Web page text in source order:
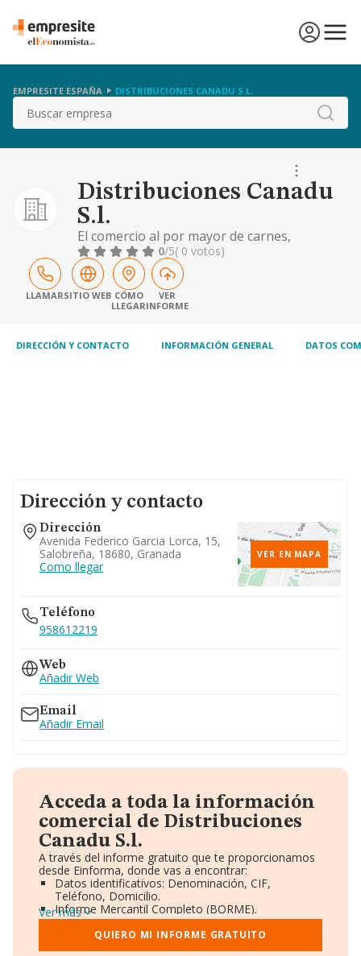
EMPRESITE ESPAÑA DISTRIBUCIONES CANADU S.L.
Buscar
Distribuciones Canadu
S.l.
El comercio al por mayor de carnes,
productos y derivados carnicos elaborados,
huevos, aves y caza, leche, productos lacteos
miel, aceites y grasas comestibles y toda
clase de productos alimenticios.
0/5( 0 votos)
LLAMARSITIO WEB CÓMO
LLEGAR
VER
INFORME
DIRECCIÓN Y CONTACTO INFORMACIÓN GENERAL DATOS
Dirección y contacto
Dirección
Avenida Federico Garcia Lorca, 15,
Salobreña, 18680, Granada
Como llegar
VER EN MAPA
Teléfono
958612219
Web
Añadir Web
Email
Añadir Email
Acceda a toda la información
comercial de Distribuciones
Canadu S.l.
A través del informe gratuito que te proporcionamos
desde Einforma, donde vas a encontrar:
Datos identificativos: Denominación, CIF,
Teléfono, Domicilio.
Informe Mercantil Completo (BORME).
Gráficos de Evolución Ventas y Empleados.
Consejo de Administración y Administradores.
Directivos y Ejecutivos.
Ver más
QUIERO MI INFORME GRATUITO